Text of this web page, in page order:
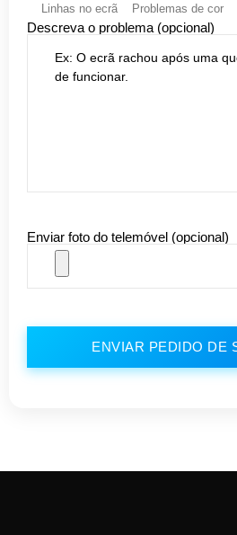
Linhas no ecrã Problemas de cor
Descreva o problema (opcional)
Enviar foto do telemóvel (opcional)